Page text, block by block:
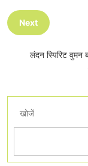
Next
लंदन स्पिरिट वुमन
खोजें